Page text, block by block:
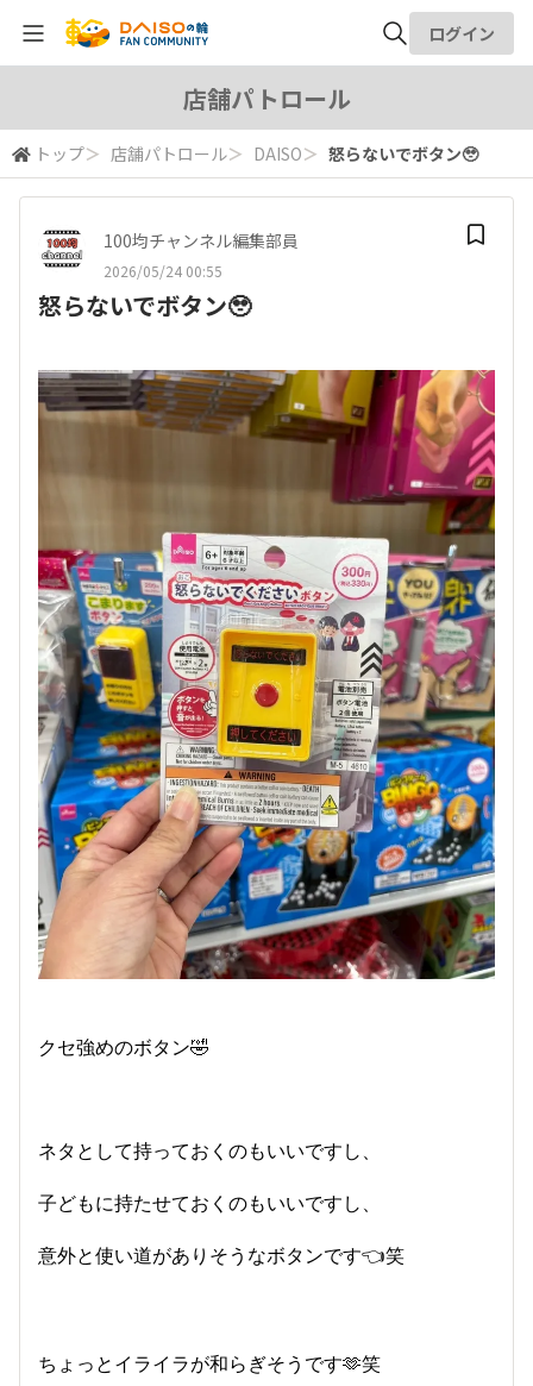
検索
ログイン
店舗パトロール
トップ＞ 店舗パトロール＞ DAISO＞ 怒らないでボタン🥹
100均チャンネル編集部員
2026/05/24 00:55
怒らないでボタン🥹
クセ強めのボタン🤣
ネタとして持っておくのもいいですし、
子どもに持たせておくのもいいですし、
意外と使い道がありそうなボタンです👈笑
ちょっとイライラが和らぎそうです🫶笑